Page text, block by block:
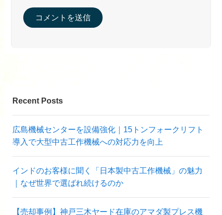
Recent Posts
広島機械センターを設備強化｜15トンフォークリフト
導入で大型中古工作機械への対応力を向上
インドのお客様に聞く「日本製中古工作機械」の魅力
｜なぜ世界で選ばれ続けるのか
【売却事例】神戸三木ヤード在庫のアマダ製プレス機